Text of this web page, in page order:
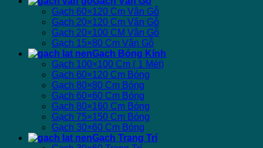
Gạch 60×120 Cm Vân Gỗ
Gạch 20×120 Cm Vân Gỗ
Gạch 20×100 CM Vân Gỗ
Gạch 15×80 Cm Vân Gỗ
Gạch Bóng Kính
Gạch 100×100 Cm ( 1 Mét)
Gạch 60×120 Cm Bóng
Gạch 80×80 Cm Bóng
Gạch 60×60 Cm Bóng
Gạch 80×160 Cm Bóng
Gạch 75×150 Cm Bóng
Gạch 30×60 Cm Bóng
Gạch Trang Trí